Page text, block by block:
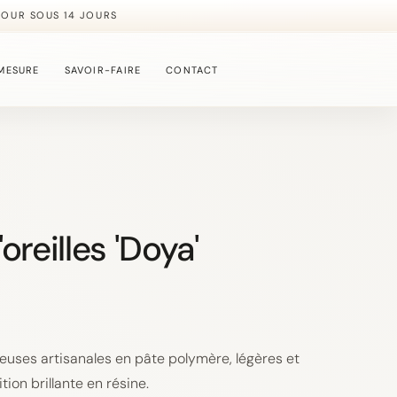
SOUS 14 JOURS
SAVOIR-FAIRE CONTACT
'Doya'
artisanales en pâte polymère, légères et
brillante en résine.